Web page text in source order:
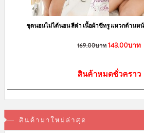
ชุดนอนไม่ได้นอน สีดำ เนื้อผ้าซีทรู แหวกด้านห
169.00บาท143.00บาท
สินค้าหมดชั่วคราว
สินค้ามาใหม่ล่าสุด